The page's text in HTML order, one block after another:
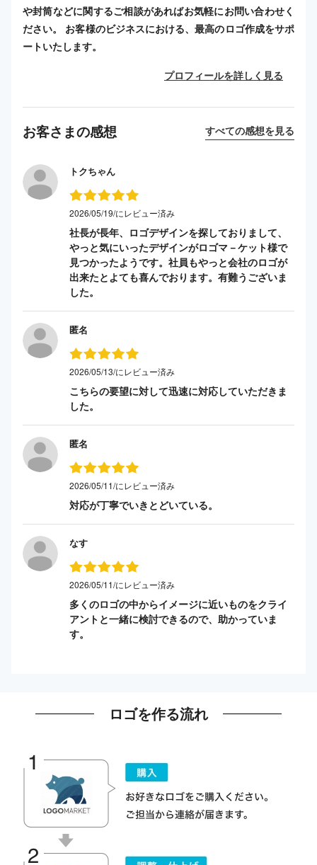
や封筒などに関するご相談があればお気軽にお問い合わせく
ださい。 お客様のビジネスにおける、最高のロゴ作成をサポ
ートいたします。
プロフィールを詳しく見る
お客さまの感想 すべての感想を見る
トクちゃん
2026/05/19/にレビュー済み
社長が長年、ロゴデザインを探しておりまして、
やっと気にいったデザインがロゴマ－ケット様で
見つかったようです。社員もやっと会社のロゴが
出来たとよても喜んでおります。有難うございま
した。
匿名
2026/05/13/にレビュー済み
こちらの要望に対して迅速に対応していただきま
した。
匿名
2026/05/11/にレビュー済み
対応が丁寧でいきとどいている。
なす
2026/05/11/にレビュー済み
多くのロゴの中からイメージに近いものをクライ
アントと一緒に検討できるので、助かっていま
す。
ロゴを作る流れ